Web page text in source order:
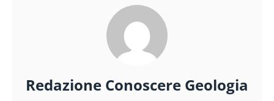
Redazione Conoscere Geologia